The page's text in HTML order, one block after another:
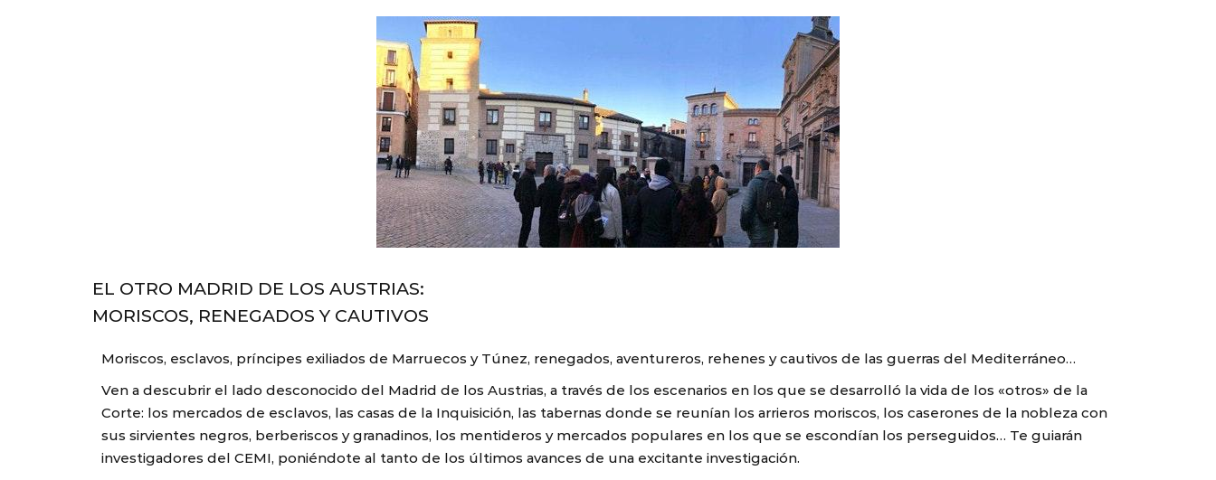
EL OTRO MADRID DE LOS AUSTRIAS:
MORISCOS, RENEGADOS Y CAUTIVOS
Moriscos, esclavos, príncipes exiliados de Marruecos y Túnez, renegados, aventureros, rehenes y cautivos de las guerras del Mediterráneo…
Ven a descubrir el lado desconocido del Madrid de los Austrias, a través de los escenarios en los que se desarrolló la vida de los «otros» de la
Corte: los mercados de esclavos, las casas de la Inquisición, las tabernas donde se reunían los arrieros moriscos, los caserones de la nobleza con
sus sirvientes negros, berberiscos y granadinos, los mentideros y mercados populares en los que se escondían los perseguidos… Te guiarán
investigadores del CEMI, poniéndote al tanto de los últimos avances de una excitante investigación.